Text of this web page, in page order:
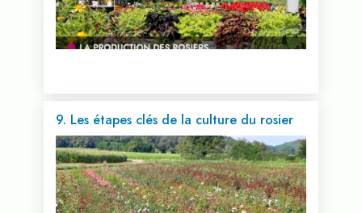
Voir cette vidéo...
9. Les étapes clés de la culture du rosier